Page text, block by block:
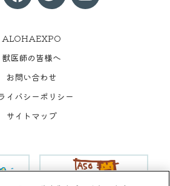
ALOHAEXPO
獣医師の皆様へ
お問い合わせ
イバシーポリシー
サイトマップ